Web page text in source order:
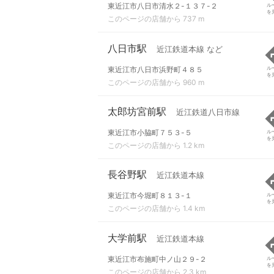
東近江市八日市清水２-１３７-２
このページの店舗から 737 m
ル
を
八日市駅 近江鉄道本線 など
東近江市八日市浜野町４８５
このページの店舗から 960 m
ル
を
太郎坊宮前駅 近江鉄道八日市線
東近江市小脇町７５３-５
このページの店舗から 1.2 km
ル
を
長谷野駅 近江鉄道本線
東近江市今堀町８１３-１
このページの店舗から 1.4 km
ル
を
大学前駅 近江鉄道本線
東近江市布施町中ノ山２９-２
このページの店舗から 2.3 km
ル
を